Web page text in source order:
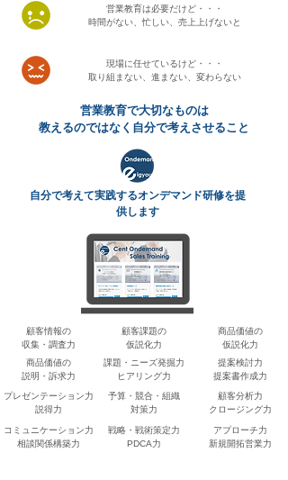
営業教育は必要だけど・・・
時間がない、忙しい、売上上げないと
現場に任せているけど・・・
取り組まない、進まない、変わらない
​営業教育で大切なものは
教えるのではなく自分で考えさせること
自分で考えて実践するオンデマンド研修を提
供します
​顧客情報の
収集・調査力
​顧客課題の
仮説化力
​商品価値の
仮説化力
​商品価値の
説明・訴求力
課題・ニーズ発掘力
​ヒアリング力
提案検討力
​提案書作成力
プレゼンテーション力
​説得力
予算・競合・組織
​対策力
顧客分析力
​クロージング力
コミュニケーション力
​相談関係構築力
戦略・戦術策定力
​PDCA力
アプローチ力
​新規開拓営業力